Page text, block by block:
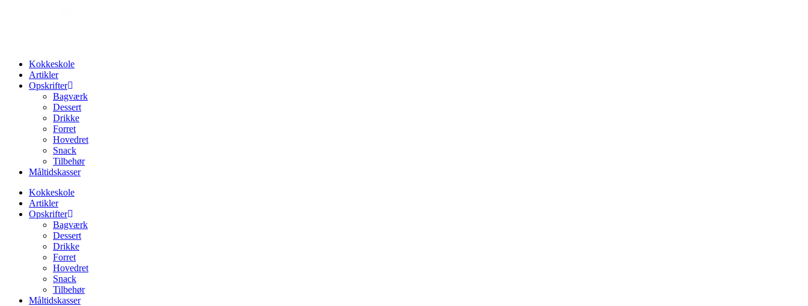
Kokkeskole
Artikler
Opskrifter
Bagværk
Dessert
Drikke
Forret
Hovedret
Snack
Tilbehør
Måltidskasser
Kokkeskole
Artikler
Opskrifter
Bagværk
Dessert
Drikke
Forret
Hovedret
Snack
Tilbehør
Måltidskasser